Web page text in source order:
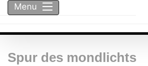
Menu
Spur des mondlichts